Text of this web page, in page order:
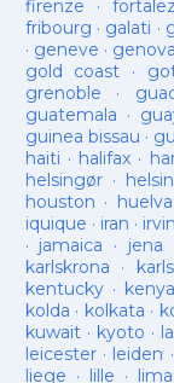
firenze ·
fribourg · galati ·
· geneve · genova
gold coast ·
grenoble ·
guatemala ·
guinea bissau ·
haiti · halifax ·
helsingør·
houston · huelva
iquique · iran ·
· jamaica · jena
karlskrona ·
kentucky· kenya
kolda · kolkata ·
kuwait· kyoto ·
leicester· leiden ·
liege · lille · lima